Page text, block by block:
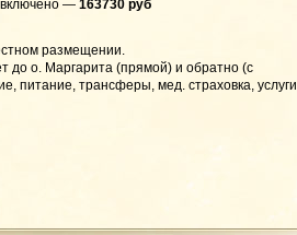
включено — 163730 руб
размещении.
до о. Маргарита (прямой) и обратно (с
питание, трансферы, мед. страховка, услуги